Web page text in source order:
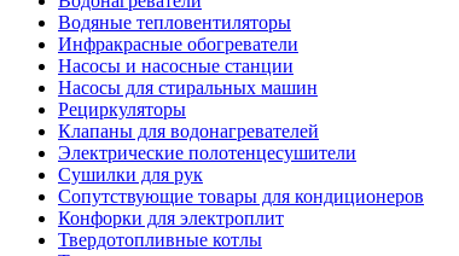
Водяные тепловентиляторы
Инфракрасные обогреватели
Насосы и насосные станции
Насосы для стиральных машин
Рециркуляторы
Клапаны для водонагревателей
Электрические полотенцесушители
Сушилки для рук
Сопутствующие товары для кондиционеров
Конфорки для электроплит
Твердотопливные котлы